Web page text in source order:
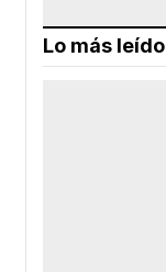
Lo más leído